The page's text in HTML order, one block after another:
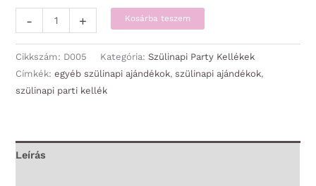
-
Díjszalag
-
35
Évembe
került
Ajándék
+ Kosárba teszem
Cikkszám: D005 Kategória:Szülinapi Party Kellékek
Címkék:egyéb szülinapi ajándékok,szülinapi ajándékok,
szülinapi parti kellék
Leírás